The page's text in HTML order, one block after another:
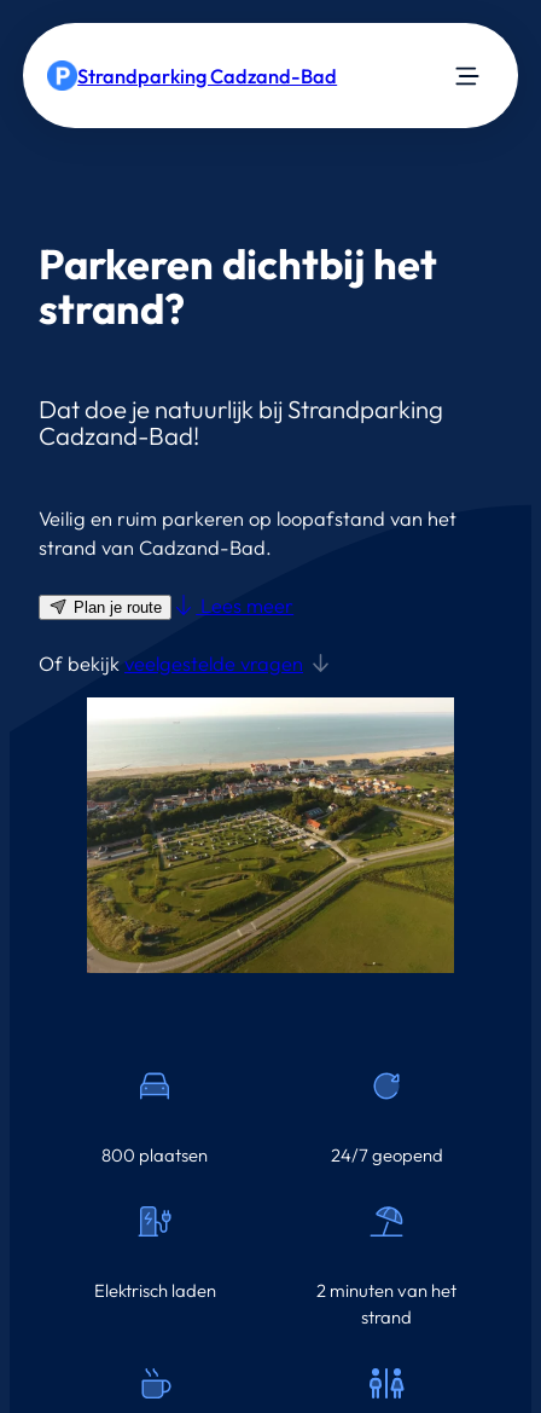
naar
de
inhoud
Strandparking Cadzand-Bad
Parkeren dichtbij het
strand?
Dat doe je natuurlijk bij Strandparking
Cadzand-Bad!
Veilig en ruim parkeren op loopafstand van het
strand van Cadzand-Bad.
Plan je route Lees meer
Of bekijk veelgestelde vragen
800 plaatsen 24/7 geopend
Elektrisch laden
2 minuten van het
strand